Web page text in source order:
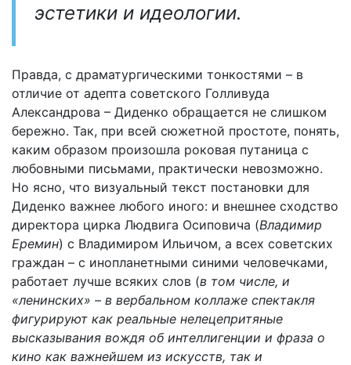
эстетики и идеологии.
Правда, с драматургическими тонкостями – в
отличие от адепта советского Голливуда
Александрова – Диденко обращается не слишком
бережно. Так, при всей сюжетной простоте, понять,
каким образом произошла роковая путаница с
любовными письмами, практически невозможно.
Но ясно, что визуальный текст постановки для
Диденко важнее любого иного: и внешнее сходство
директора цирка Людвига Осиповича (Владимир
Еремин) с Владимиром Ильичом, а всех советских
граждан – с инопланетными синими человечками,
работает лучше всяких слов (в том числе, и
«ленинских» – в вербальном коллаже спектакля
фигурируют как реальные нелецепритяные
высказывания вождя об интеллигенции и фраза о
кино как важнейшем из искусств, так и